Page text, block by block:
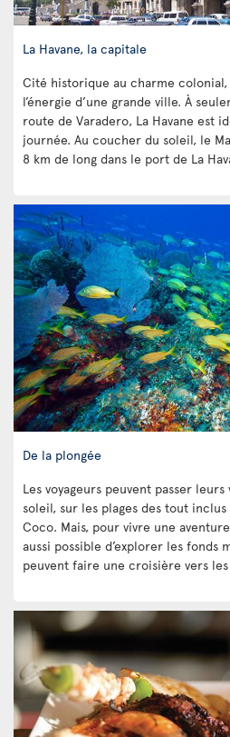
La Havane, la capitale
Cité historique au charme colonial,
l’énergie d’une grande ville. À
route de Varadero, La Havane est
journée. Au coucher du soleil, le
8 km de long dans le port de La
De la plongée
Les voyageurs peuvent passer
soleil, sur les plages des tout
Coco. Mais, pour vivre une
aussi possible d’explorer les fonds
peuvent faire une croisière vers